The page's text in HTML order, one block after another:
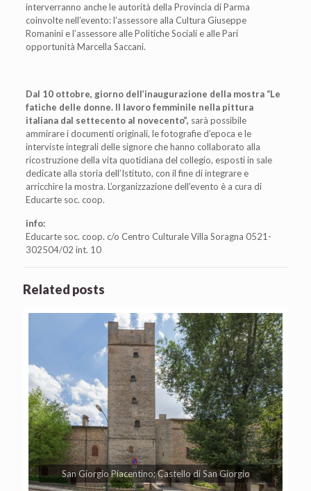
interverranno anche le autorità della Provincia di Parma
coinvolte nell’evento: l’assessore alla Cultura Giuseppe
Romanini e l’assessore alle Politiche Sociali e alle Pari
opportunità Marcella Saccani.
Dal 10 ottobre, giorno dell’inaugurazione della mostra “Le
fatiche delle donne. Il lavoro femminile nella pittura
italiana dal settecento al novecento”, sarà possibile
ammirare i documenti originali, le fotografie d’epoca e le
interviste integrali delle signore che hanno collaborato alla
ricostruzione della vita quotidiana del collegio, esposti in sale
dedicate alla storia dell’Istituto, con il fine di integrare e
arricchire la mostra. L’organizzazione dell’evento è a cura di
Educarte soc. coop.
info:
Educarte soc. coop. c/o Centro Culturale Villa Soragna 0521-
302504/02 int. 10
Related posts
San Giorgio Piacentino; Castello di San Giorgio